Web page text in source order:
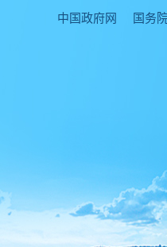
中国政府网 国务